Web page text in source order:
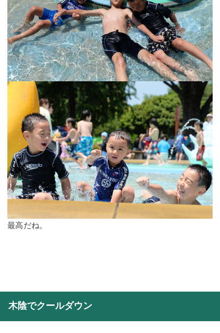
最高だね。
木陰でクールダウン